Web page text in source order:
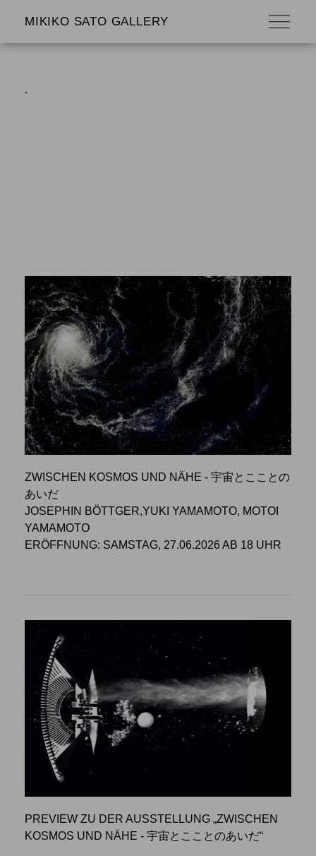
MIKIKO SATO GALLERY
.
ZWISCHEN KOSMOS UND NÄHE - 宇宙とこことの
あいだ
JOSEPHIN BÖTTGER,YUKI YAMAMOTO, MOTOI
YAMAMOTO
ERÖFFNUNG: SAMSTAG, 27.06.2026 AB 18 UHR
PREVIEW ZU DER AUSSTELLUNG „ZWISCHEN
KOSMOS UND NÄHE - 宇宙とこことのあいだ“